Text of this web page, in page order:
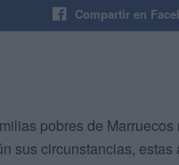
Compartir en
pobres de
sus circunstancias,